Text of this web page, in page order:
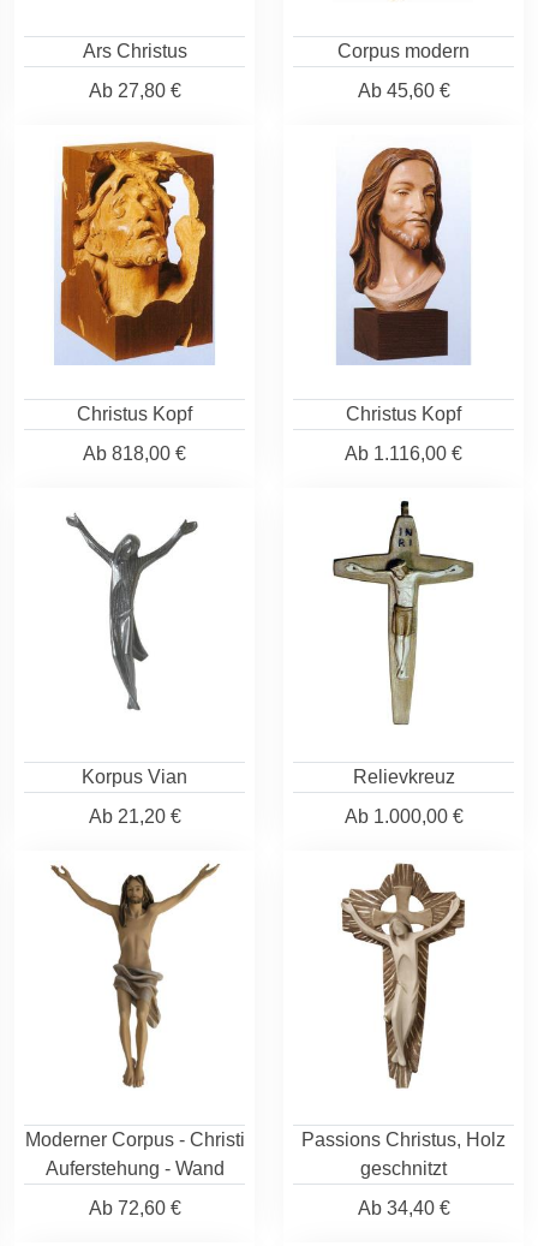
Ars Christus
Ab27,80 €
Corpus modern
Ab45,60 €
Christus Kopf
Ab 818,00 €
Christus Kopf
Ab 1.116,00 €
Korpus Vian
Ab21,20 €
Relievkreuz
Ab1.000,00 €
Moderner Corpus - Christi
Auferstehung - Wand
Ab72,60 €
Passions Christus, Holz
geschnitzt
Ab34,40 €